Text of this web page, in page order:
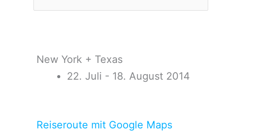
New York + Texas
22. Juli - 18. August 2014
Reiseroute mit Google Maps